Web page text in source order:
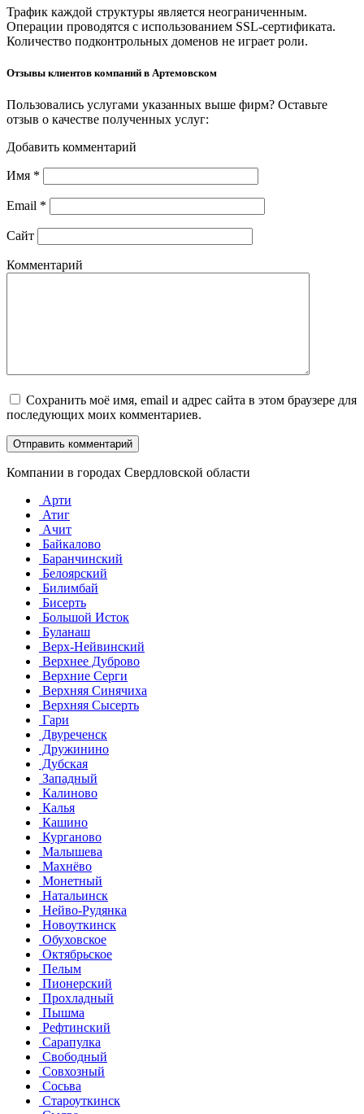
Трафик каждой структуры является неограниченным.
Операции проводятся с использованием SSL-сертификата.
Количество подконтрольных доменов не играет роли.
Отзывы клиентов компаний в Артемовском
Пользовались услугами указанных выше фирм? Оставьте
отзыв о качестве полученных услуг:
Добавить комментарий
Имя *
Email *
Сайт
Комментарий
Сохранить моё имя, email и адрес сайта в этом браузере для
последующих моих комментариев.
Компании в городах Свердловской области
Арти
Атиг
Ачит
Байкалово
Баранчинский
Белоярский
Билимбай
Бисерть
Большой Исток
Буланаш
Верх-Нейвинский
Верхнее Дуброво
Верхние Серги
Верхняя Синячиха
Верхняя Сысерть
Гари
Двуреченск
Дружинино
Дубская
Западный
Калиново
Калья
Кашино
Курганово
Малышева
Махнёво
Монетный
Натальинск
Нейво-Рудянка
Новоуткинск
Обуховское
Октябрьское
Пелым
Пионерский
Прохладный
Пышма
Рефтинский
Сарапулка
Свободный
Совхозный
Сосьва
Староуткинск